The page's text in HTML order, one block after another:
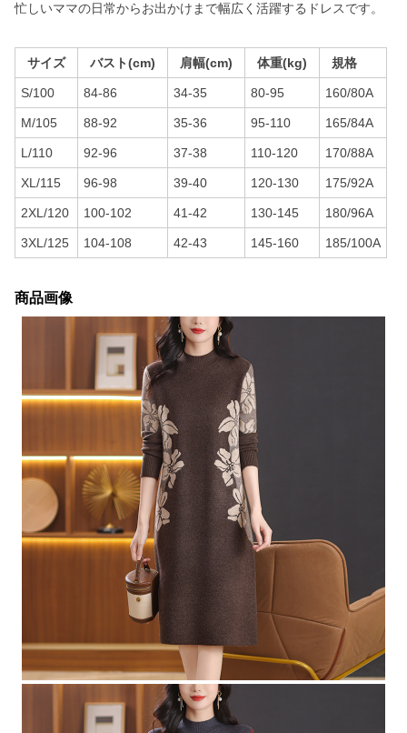
忙しいママの日常からお出かけまで幅広く活躍するドレスです。
サイズ バスト(cm) 肩幅(cm) 体重(kg) 規格
S/100 84-86 34-35 80-95 160/80A
M/105 88-92 35-36 95-110 165/84A
L/110 92-96 37-38 110-120 170/88A
XL/115 96-98 39-40 120-130 175/92A
2XL/120 100-102 41-42 130-145 180/96A
3XL/125 104-108 42-43 145-160 185/100A
商品画像